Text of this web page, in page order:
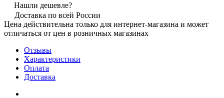
Нашли дешевле?
Доставка по всей России
Цена действительна только для интернет-магазина и может
отличаться от цен в розничных магазинах
Отзывы
Характеристики
Оплата
Доставка